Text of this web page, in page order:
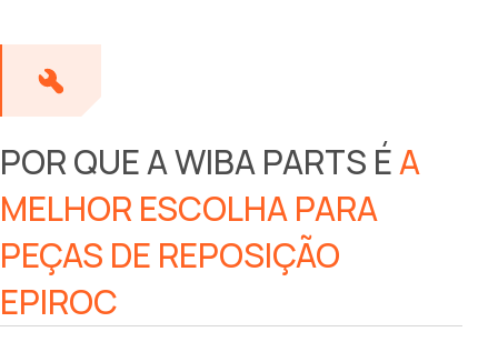
POR QUE A WIBA PARTS ÉA
MELHOR ESCOLHA PARA
PEÇAS DE REPOSIÇÃO
EPIROC